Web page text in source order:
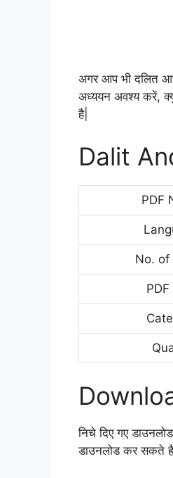
अगर आप भी दलित
अध्ययन अवश्य करें,
है|
Dalit
PDF
No. of
PDF
निचे दिए गए
डाउनलोड कर सकते